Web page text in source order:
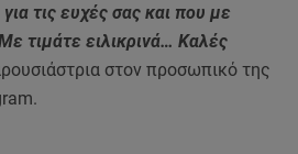
τις ευχές σας και που με
τιμάτε ειλικρινά… Καλές
στον προσωπικό της